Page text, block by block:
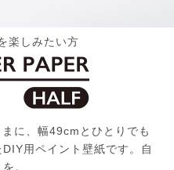
楽しみたい方
に、幅49cmとひとりでも
用ペイント壁紙です。自
。